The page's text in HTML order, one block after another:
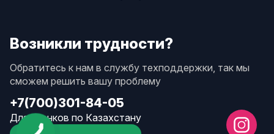
Возникли трудности?
Обратитесь к нам в службу техподдержки, так мы
сможем решить вашу проблему
+7(700)301-84-05
Для звонков по Казахстану